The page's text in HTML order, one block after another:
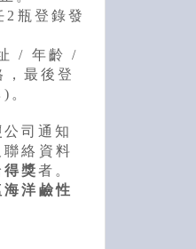
瓶登錄發
/ 年齡 /
，最後登
。
公司通知
絡資料
得獎者。
海洋鹼性